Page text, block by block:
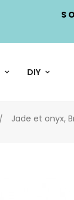
S
DIY
Jade et onyx,